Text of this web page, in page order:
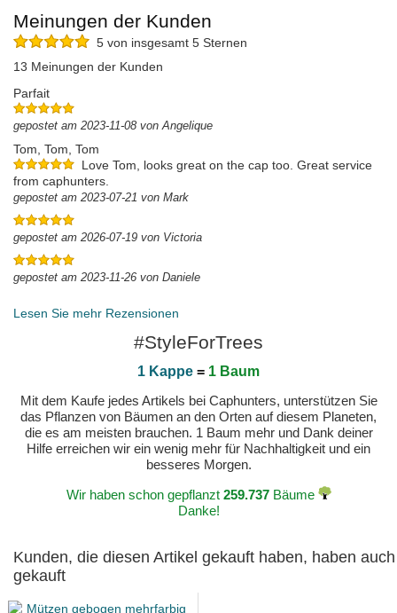
Meinungen der Kunden
5 von insgesamt 5 Sternen
13 Meinungen der Kunden
Parfait
gepostet am 2023-11-08 von Angelique
Tom, Tom, Tom
Love Tom, looks great on the cap too. Great service
from caphunters.
gepostet am 2023-07-21 von Mark
gepostet am 2026-07-19 von Victoria
gepostet am 2023-11-26 von Daniele
Lesen Sie mehr Rezensionen
#StyleForTrees
1 Kappe = 1 Baum
Mit dem Kaufe jedes Artikels bei Caphunters, unterstützen Sie
das Pflanzen von Bäumen an den Orten auf diesem Planeten,
die es am meisten brauchen. 1 Baum mehr und Dank deiner
Hilfe erreichen wir ein wenig mehr für Nachhaltigkeit und ein
besseres Morgen.
Wir haben schon gepflanzt 259.737Bäume
Danke!
Kunden, die diesen Artikel gekauft haben, haben auch
gekauft